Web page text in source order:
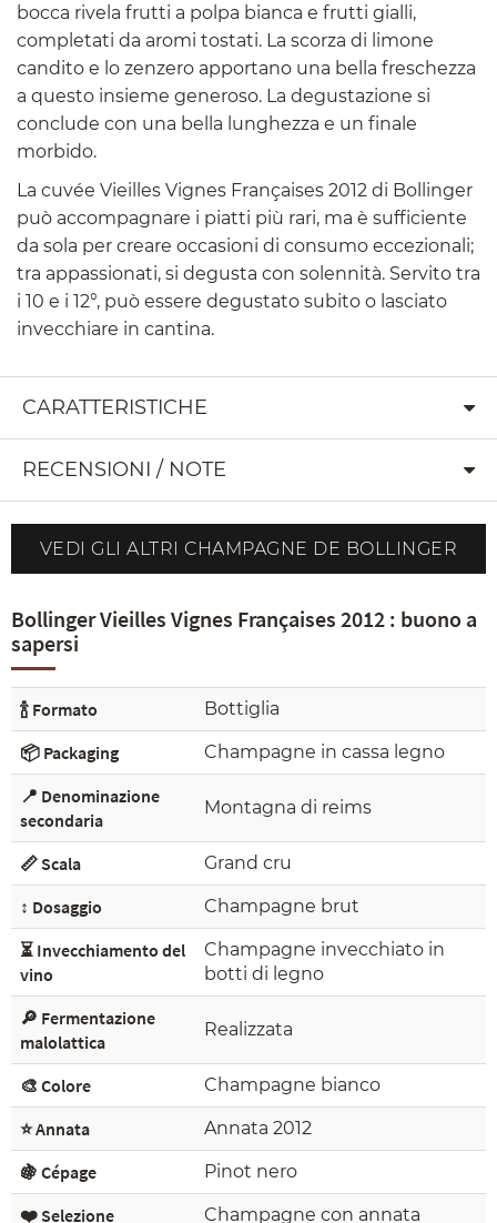
bocca rivela frutti a polpa bianca e frutti gialli,
completati da aromi tostati. La scorza di limone
candito e lo zenzero apportano una bella freschezza
a questo insieme generoso. La degustazione si
conclude con una bella lunghezza e un finale
morbido.
La cuvée Vieilles Vignes Françaises 2012 di Bollinger
può accompagnare i piatti più rari, ma è sufficiente
da sola per creare occasioni di consumo eccezionali;
tra appassionati, si degusta con solennità. Servito tra
i 10 e i 12°, può essere degustato subito o lasciato
invecchiare in cantina.
CARATTERISTICHE
RECENSIONI / NOTE
VEDI GLI ALTRI CHAMPAGNE DE BOLLINGER
Bollinger Vieilles Vignes Françaises 2012 : buono a
sapersi
🍾 Formato Bottiglia
📦 Packaging Champagne in cassa legno
📍 Denominazione
secondaria
Montagna di reims
📏 Scala Grand cru
↕️ Dosaggio Champagne brut
⏳ Invecchiamento del
vino
Champagne invecchiato in
botti di legno
🔎 Fermentazione
malolattica
Realizzata
🎨 Colore Champagne bianco
⭐ Annata Annata 2012
🍇 Cépage Pinot nero
❤️ Selezione Champagne con annata